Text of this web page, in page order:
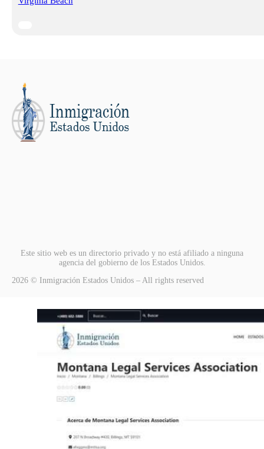
Este sitio web es un directorio privado y no está afiliado a ninguna
agencia del gobierno de los Estados Unidos.
2026 © Inmigración Estados Unidos – All rights reserved